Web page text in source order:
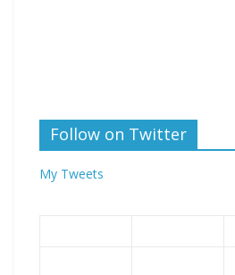
Follow on Twitter
My Tweets